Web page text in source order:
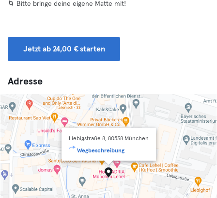
🌀 Bitte bringe deine eigene Matte mit!
Jetzt ab 24,00 € starten
Adresse
Liebigstraße 8, 80538 München
Wegbeschreibung